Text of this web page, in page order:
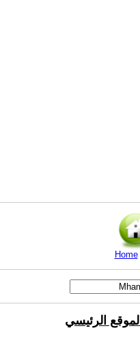
Home
الموقع الرئيسي